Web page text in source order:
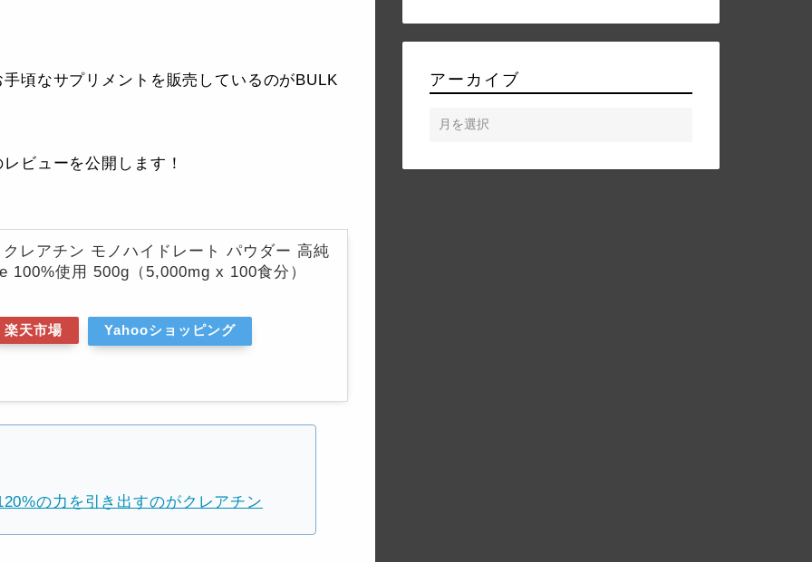
頃なサプリメントを販売しているのがBULK
ビューを公開します！
レアチン モノハイドレート パウダー 高純
100%使用 500g（5,000mg x 100食分）
楽天市場 Yahooショッピング
の力を引き出すのがクレアチン
アーカイブ